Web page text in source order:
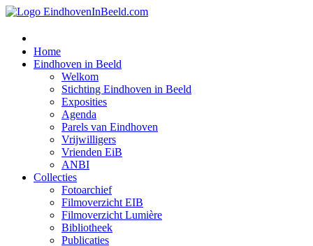
Home
Eindhoven in Beeld
Welkom
Stichting Eindhoven in Beeld
Exposities
Agenda
Parels van Eindhoven
Vrijwilligers
Vrienden EiB
ANBI
Collecties
Fotoarchief
Filmoverzicht EIB
Filmoverzicht Lumière
Bibliotheek
Publicaties